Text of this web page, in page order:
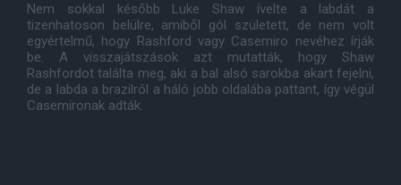
Nem sokkal később Luke Shaw ívelte a labdát a
tizenhatoson belülre, amiből gól született, de nem volt
egyértelmű, hogy Rashford vagy Casemiro nevéhez írják
be. A visszajátszások azt mutatták, hogy Shaw
Rashfordot találta meg, aki a bal alsó sarokba akart fejelni,
de a labda a brazilról a háló jobb oldalába pattant, így végül
Casemironak adták.